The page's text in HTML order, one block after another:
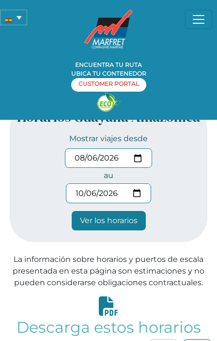
ENCUENTRA TU RUTA
UBICA TU CONTENEDOR
CUSTOMER PORTAL
Horarios Guayana Amazónica
Mostrar viajes desde
au
La información sobre horarios y puertos de escala
presentada en esta página son estimaciones y no
pueden considerarse obligaciones contractuales.
Descarga estos horarios